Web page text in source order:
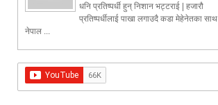
धनि प्रतिष्पर्धी हुन् निशान भट्टराई | हजारौ
प्रतिष्पर्धीलाई पाखा लगाउदै कडा मेहेनेतका साथ
नेपाल ...